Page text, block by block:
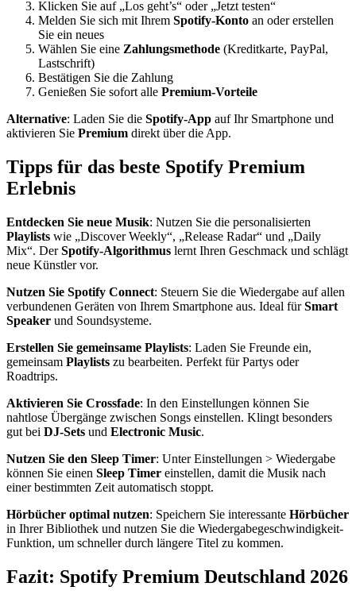
Klicken Sie auf „Los geht’s“ oder „Jetzt testen“
Melden Sie sich mit Ihrem Spotify-Konto an oder erstellen
Sie ein neues
Wählen Sie eine Zahlungsmethode (Kreditkarte, PayPal,
Lastschrift)
Bestätigen Sie die Zahlung
Genießen Sie sofort alle Premium-Vorteile
Alternative: Laden Sie die Spotify-App auf Ihr Smartphone und
aktivieren Sie Premium direkt über die App.
Tipps für das beste Spotify Premium
Erlebnis
Entdecken Sie neue Musik: Nutzen Sie die personalisierten
Playlists wie „Discover Weekly“, „Release Radar“ und „Daily
Mix“. DerSpotify-Algorithmus lernt Ihren Geschmack und schlägt
neue Künstler vor.
Nutzen Sie Spotify Connect: Steuern Sie die Wiedergabe auf allen
verbundenen Geräten von Ihrem Smartphone aus. Ideal fürSmart
Speaker und Soundsysteme.
Erstellen Sie gemeinsame Playlists: Laden Sie Freunde ein,
gemeinsam Playlists zu bearbeiten. Perfekt für Partys oder
Roadtrips.
Aktivieren Sie Crossfade: In den Einstellungen können Sie
nahtlose Übergänge zwischen Songs einstellen. Klingt besonders
gut bei DJ-Sets und Electronic Music.
Nutzen Sie den Sleep Timer: Unter Einstellungen > Wiedergabe
können Sie einen Sleep Timer einstellen, damit die Musik nach
einer bestimmten Zeit automatisch stoppt.
Hörbücher optimal nutzen: Speichern Sie interessante Hörbücher
in Ihrer Bibliothek und nutzen Sie die Wiedergabegeschwindigkeit-
Funktion, um schneller durch längere Titel zu kommen.
Fazit: Spotify Premium Deutschland 2026